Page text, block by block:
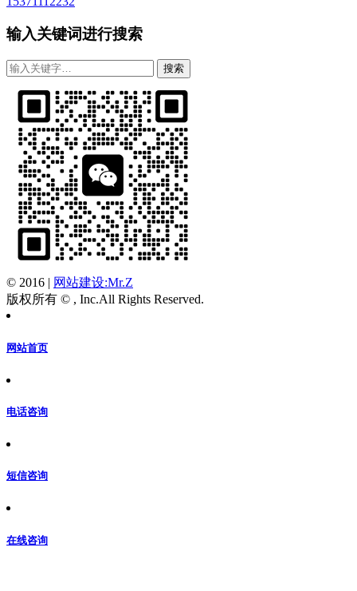
输入关键词进行搜索
© 2016 | 网站建设:Mr.Z
版权所有 © , Inc.All Rights Reserved.
网站首页
电话咨询
短信咨询
在线咨询